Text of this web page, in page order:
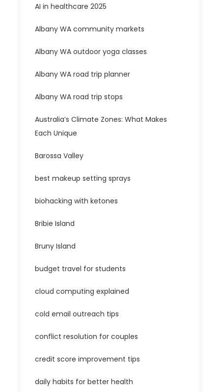
AI in healthcare 2025
Albany WA community markets
Albany WA outdoor yoga classes
Albany WA road trip planner
Albany WA road trip stops
Australia’s Climate Zones: What Makes
Each Unique
Barossa Valley
best makeup setting sprays
biohacking with ketones
Bribie Island
Bruny Island
budget travel for students
cloud computing explained
cold email outreach tips
conflict resolution for couples
credit score improvement tips
daily habits for better health